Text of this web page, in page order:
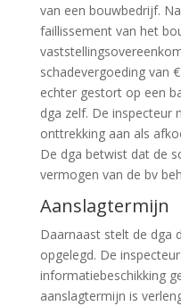
van een bouwbedrijf.
faillissement van het
schadevergoeding van
echter gestort op een
dga zelf. De inspecteur
onttrekking aan als
De dga betwist dat de
vermogen van de bv
Aanslagtermijn
Daarnaast stelt de dga
opgelegd. De
informatiebeschikking
aanslagtermijn is